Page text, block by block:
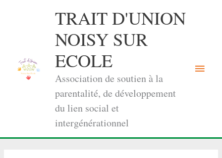
TRAIT D'UNION
NOISY SUR
ECOLE
Association de soutien à la
parentalité, de développement
du lien social et
intergénérationnel
Menu